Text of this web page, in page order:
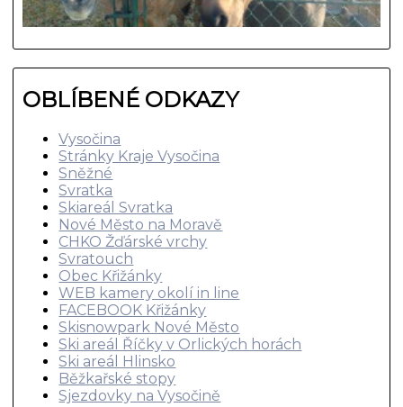
OBLÍBENÉ ODKAZY
Vysočina
Stránky Kraje Vysočina
Sněžné
Svratka
Skiareál Svratka
Nové Město na Moravě
CHKO Žďárské vrchy
Svratouch
Obec Křižánky
WEB kamery okolí in line
FACEBOOK Křižánky
Skisnowpark Nové Město
Ski areál Říčky v Orlických horách
Ski areál Hlinsko
Běžkařské stopy
Sjezdovky na Vysočině